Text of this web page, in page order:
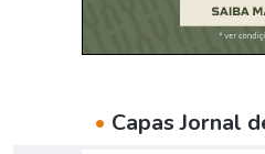
• Capas Jornal